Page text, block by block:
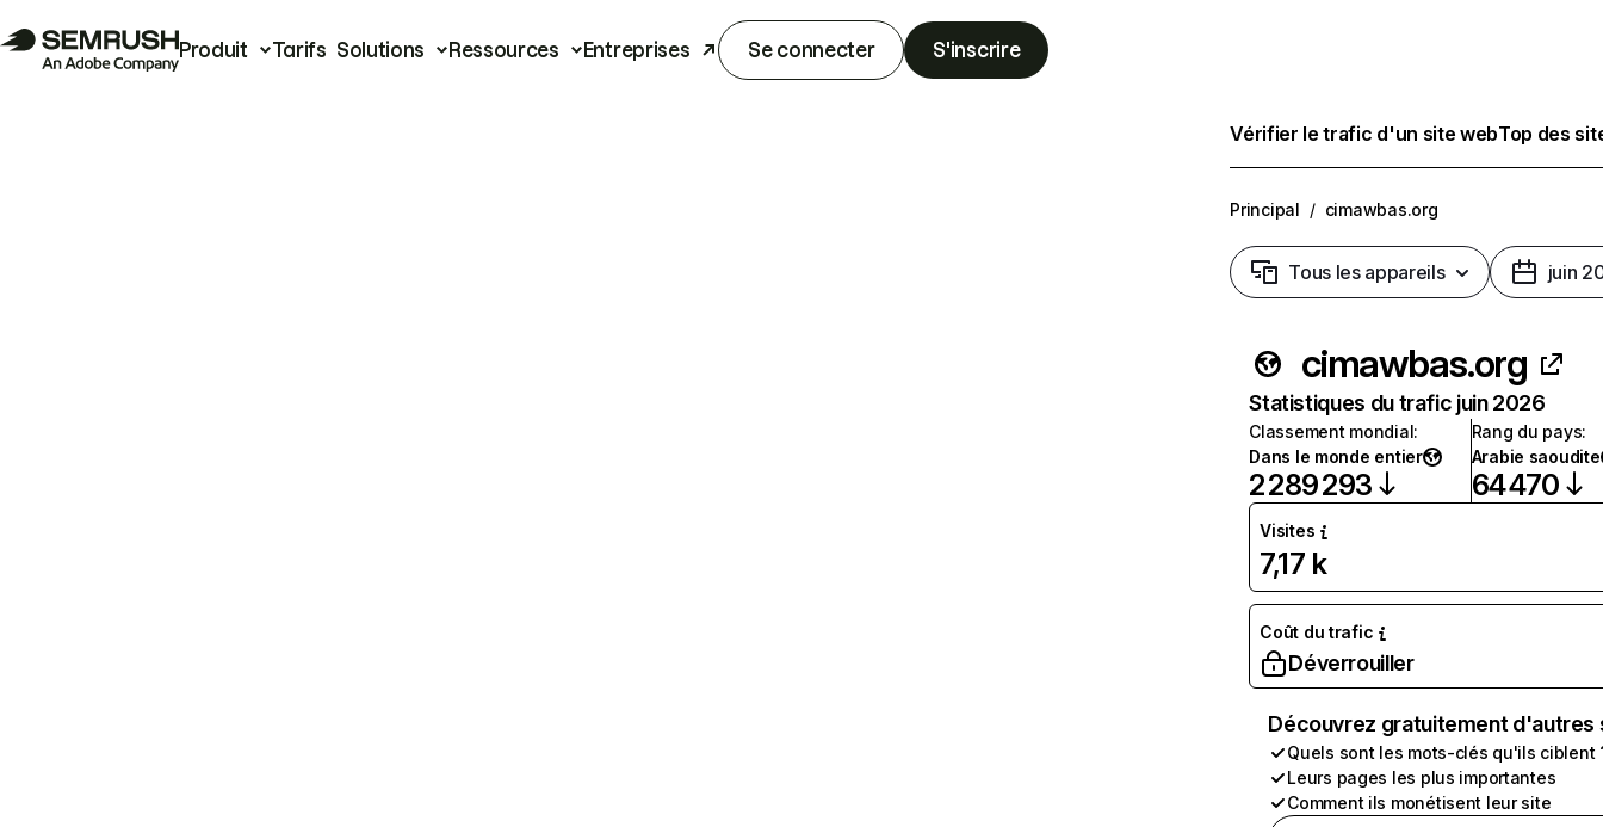
Produit Tarifs Solutions Ressources Entreprises Se connecter S'inscrire
Vérifier le trafic d'un site webTop des
Principal / cimawbas.org
Tous les appareils juin
cimawbas.org
Statistiques du trafic juin 2026
Classement mondial:
Dans le monde entier
2 289 293
Rang du pays:
Arabie saoudite
64 470
Visites
7,17 k
Coût du trafic
Déverrouiller
Découvrez gratuitement
Quels sont les mots-clés qu'ils ciblent
Leurs pages les plus importantes
Comment ils monétisent leur site